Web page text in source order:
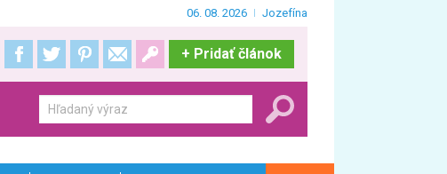
06. 08. 2026 Jozefína
+ Pridať článok